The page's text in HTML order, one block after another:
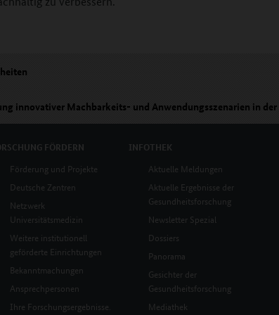
innovativer Machbarkeits- und Anwendungsszenarien in
und Analyse von molekularen Netzwerken in der
FÖRDERN
Förderung und Projekte
Deutsche Zentren
Netzwerk
Universitätsmedizin
Weitere institutionell
geförderte Einrichtungen
Bekanntmachungen
Ansprechpersonen
Ihre Forschungsergebnisse.
INFOTHEK
Aktuelle Meldungen
Aktuelle Ergebnisse der
Gesundheitsforschung
Newsletter Spezial
Dossiers
Panorama
Gesichter der
Gesundheitsforschung
Mediathek